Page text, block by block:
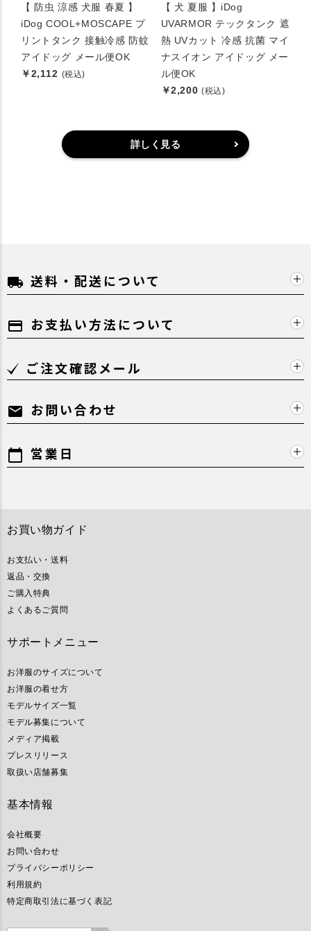
【 防虫 涼感 犬服 春夏 】
iDog COOL+MOSCAPE プ
リントタンク 接触冷感 防蚊
アイドッグ メール便OK
￥2,112 (税込)
【 犬 夏服 】iDog
UVARMOR テックタンク 遮
熱 UVカット 冷感 抗菌 マイ
ナスイオン アイドッグ メー
ル便OK
￥2,200 (税込)
詳しく見る
local_shipping 送料・配送について
payment お支払い方法について
ご注文確認メール
mail お問い合わせ
calendar_today 営業日
お買い物ガイド
お支払い・送料
返品・交換
ご購入特典
よくあるご質問
サポートメニュー
お洋服のサイズについて
お洋服の着せ方
モデルサイズ一覧
モデル募集について
メディア掲載
プレスリリース
取扱い店舗募集
基本情報
会社概要
お問い合わせ
プライバシーポリシー
利用規約
特定商取引法に基づく表記